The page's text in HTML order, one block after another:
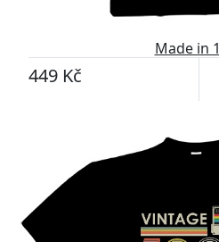
Made in
449 Kč